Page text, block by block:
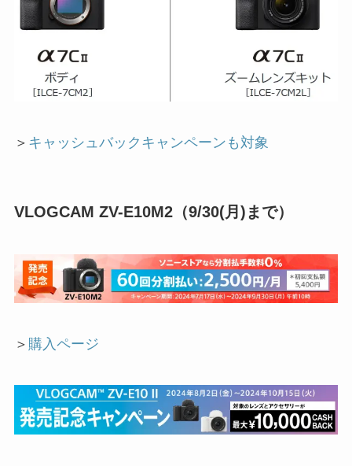
＞ キャッシュバックキャンペーンも対象
VLOGCAM ZV-E10M2（9/30(月)まで）
＞ 購入ページ